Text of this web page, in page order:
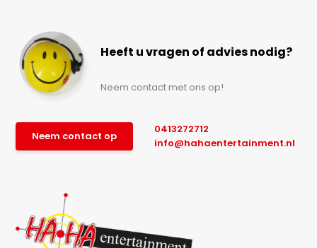
Heeft u vragen of advies nodig?
Neem contact met ons op!
Neem contact op
0413272712
info@hahaentertainment.nl